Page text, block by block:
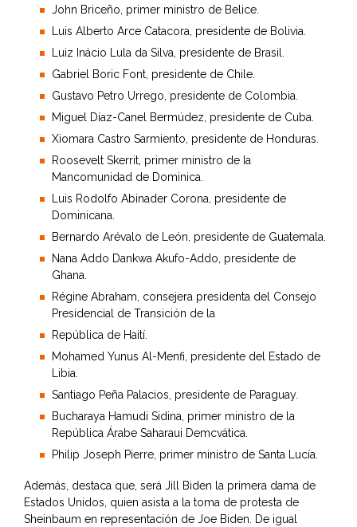
John Briceño, primer ministro de Belice.
Luis Alberto Arce Catacora, presidente de Bolivia.
Luiz Inácio Lula da Silva, presidente de Brasil.
Gabriel Boric Font, presidente de Chile.
Gustavo Petro Urrego, presidente de Colombia.
Miguel Díaz-Canel Bermúdez, presidente de Cuba.
Xiomara Castro Sarmiento, presidente de Honduras.
Roosevelt Skerrit, primer ministro de Ia
Mancomunidad de Dominica.
Luis Rodolfo Abinader Corona, presidente de
Dominicana.
Bernardo Arévalo de León, presidente de Guatemala.
Nana Addo Dankwa Akufo-Addo, presidente de
Ghana.
Régine Abraham, consejera presidenta del Consejo
Presidencial de Transición de la
República de Haití.
Mohamed Yunus Al-Menfi, presidente del Estado de
Libia.
Santiago Peña Palacios, presidente de Paraguay.
Bucharaya Hamudi Sidina, primer ministro de la
República Árabe Saharaui Demcvática.
Philip Joseph Pierre, primer ministro de Santa Lucía.
Además, destaca que, será Jill Biden la primera dama de
Estados Unidos, quien asista a la toma de protesta de
Sheinbaum en representación de Joe Biden. De igual